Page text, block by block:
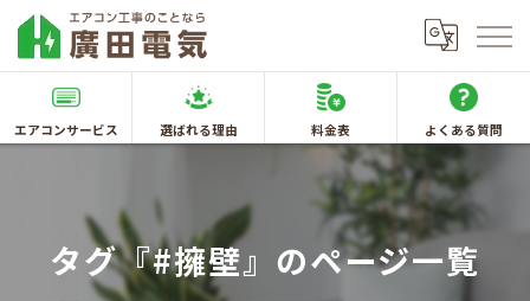
エアコンサービス 選ばれる理由 料金表 よくある質問
タグ『#擁壁』のページ一覧